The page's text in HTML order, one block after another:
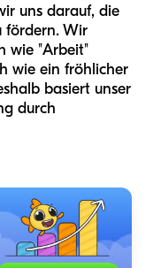
uns darauf, die
fördern. Wir
wie "Arbeit"
wie ein fröhlicher
basiert unser
durch